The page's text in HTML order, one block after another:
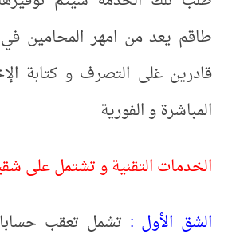
طاقم يعد من امهر المحامين
قادرين غلى التصرف و كتابة
المباشرة و الفورية
الخدمات التقنية و تشتمل على
الشق الأول : تشمل تعقب